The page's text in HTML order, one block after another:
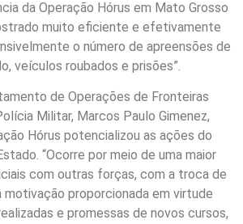
da Operação Hórus em Mato Grosso
muito eficiente e efetivamente
o número de apreensões de
veículos roubados e prisões”.
de Operações de Fronteiras
Militar, Marcos Paulo Gimenez,
Hórus potencializou as ações do
“Ocorre por meio de uma maior
com outras forças, com a troca de
proporcionada em virtude
e promessas de novos cursos,